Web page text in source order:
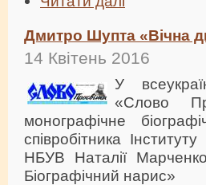
Дмитро Шупта «Вічна
14 Квітень 2016
У
«Слово
монографічне
співробітника
НБУВ Наталії
Біографічний нарис»